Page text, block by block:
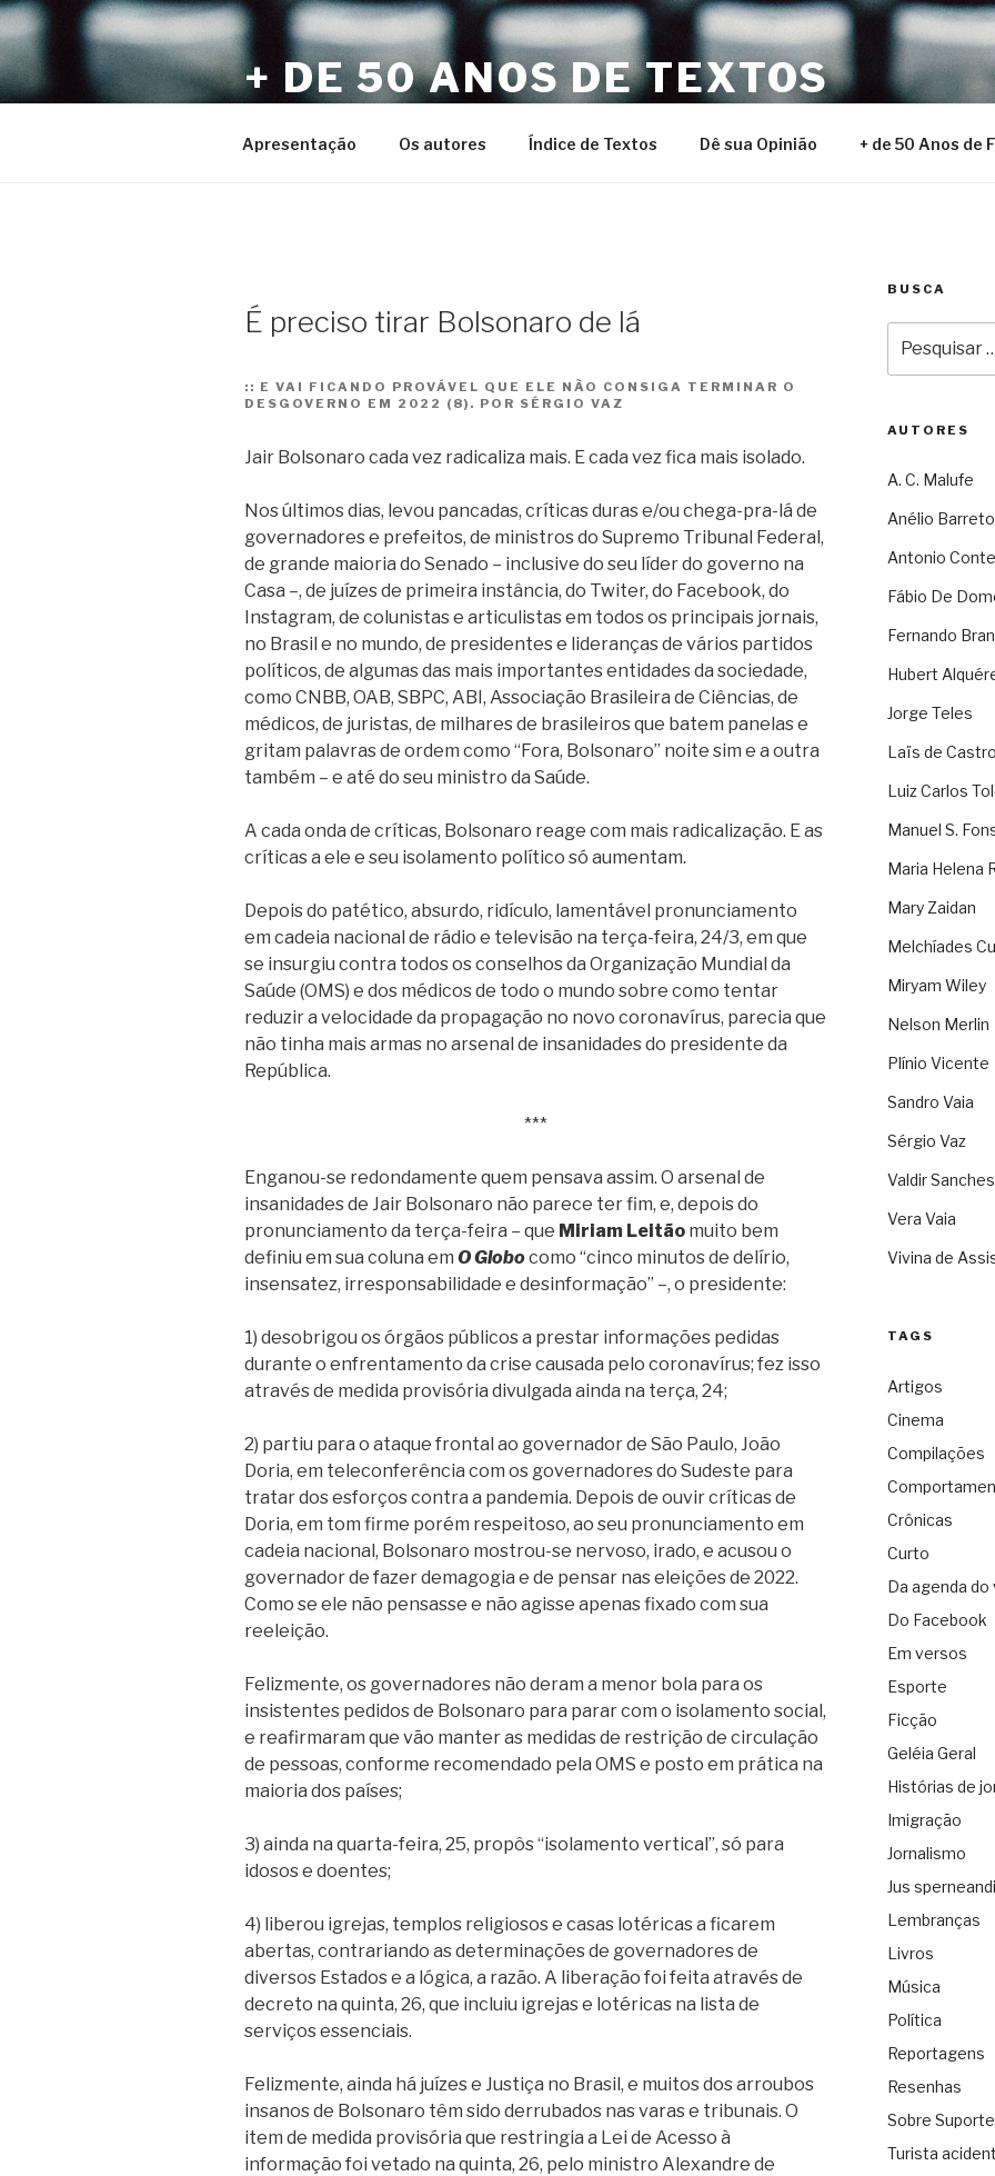
Pular
para
o
conteúdo
+ DE 50 ANOS DE TEXTOS
Apresentação Os autores Índice de Textos Dê sua Opinião + de 50 Anos de
É preciso tirar Bolsonaro de lá
:: E VAI FICANDO PROVÁVEL QUE ELE NÃO CONSIGA TERMINAR O
DESGOVERNO EM 2022 (8). POR SÉRGIO VAZ
Jair Bolsonaro cada vez radicaliza mais. E cada vez fica mais isolado.
Nos últimos dias, levou pancadas, críticas duras e/ou chega-pra-lá de
governadores e prefeitos, de ministros do Supremo Tribunal Federal,
de grande maioria do Senado – inclusive do seu líder do governo na
Casa –, de juízes de primeira instância, do Twiter, do Facebook, do
Instagram, de colunistas e articulistas em todos os principais jornais,
no Brasil e no mundo, de presidentes e lideranças de vários partidos
políticos, de algumas das mais importantes entidades da sociedade,
como CNBB, OAB, SBPC, ABI, Associação Brasileira de Ciências, de
médicos, de juristas, de milhares de brasileiros que batem panelas e
gritam palavras de ordem como “Fora, Bolsonaro” noite sim e a outra
também – e até do seu ministro da Saúde.
A cada onda de críticas, Bolsonaro reage com mais radicalização. E as
críticas a ele e seu isolamento político só aumentam.
Depois do patético, absurdo, ridículo, lamentável pronunciamento
em cadeia nacional de rádio e televisão na terça-feira, 24/3, em que
se insurgiu contra todos os conselhos da Organização Mundial da
Saúde (OMS) e dos médicos de todo o mundo sobre como tentar
reduzir a velocidade da propagação no novo coronavírus, parecia que
não tinha mais armas no arsenal de insanidades do presidente da
República.
***
Enganou-se redondamente quem pensava assim. O arsenal de
insanidades de Jair Bolsonaro não parece ter fim, e, depois do
pronunciamento da terça-feira – que Miriam Leitão muito bem
definiu em sua coluna em O Globocomo “cinco minutos de delírio,
insensatez, irresponsabilidade e desinformação” –, o presidente:
1) desobrigou os órgãos públicos a prestar informações pedidas
durante o enfrentamento da crise causada pelo coronavírus; fez isso
através de medida provisória divulgada ainda na terça, 24;
2) partiu para o ataque frontal ao governador de São Paulo, João
Doria, em teleconferência com os governadores do Sudeste para
tratar dos esforços contra a pandemia. Depois de ouvir críticas de
Doria, em tom firme porém respeitoso, ao seu pronunciamento em
cadeia nacional, Bolsonaro mostrou-se nervoso, irado, e acusou o
governador de fazer demagogia e de pensar nas eleições de 2022.
Como se ele não pensasse e não agisse apenas fixado com sua
reeleição.
Felizmente, os governadores não deram a menor bola para os
insistentes pedidos de Bolsonaro para parar com o isolamento social,
e reafirmaram que vão manter as medidas de restrição de circulação
de pessoas, conforme recomendado pela OMS e posto em prática na
maioria dos países;
3) ainda na quarta-feira, 25, propôs “isolamento vertical”, só para
idosos e doentes;
4) liberou igrejas, templos religiosos e casas lotéricas a ficarem
abertas, contrariando as determinações de governadores de
diversos Estados e a lógica, a razão. A liberação foi feita através de
decreto na quinta, 26, que incluiu igrejas e lotéricas na lista de
serviços essenciais.
Felizmente, ainda há juízes e Justiça no Brasil, e muitos dos arroubos
insanos de Bolsonaro têm sido derrubados nas varas e tribunais. O
item de medida provisória que restringia a Lei de Acesso à
informação foi vetado na quinta, 26, pelo ministro Alexandre de
BUSCA
por:
AUTORES
A. C. Malufe
Anélio Barreto
Antonio
Fábio De
Fernando
Hubert
Jorge Teles
Laïs de Castro
Luiz Carlos
Manuel S.
Maria Helena
Mary Zaidan
Melchíades
Miryam Wiley
Nelson Merlin
Plínio Vicente
Sandro Vaia
Sérgio Vaz
Valdir Sanches
Vera Vaia
Vivina de
TAGS
Artigos
Cinema
Compilações
Crônicas
Curto
Da agenda do
Do Facebook
Em versos
Esporte
Ficção
Geléia Geral
Histórias de
Imigração
Jornalismo
Jus sperneandi
Lembranças
Livros
Música
Política
Reportagens
Resenhas
Sobre
Turista